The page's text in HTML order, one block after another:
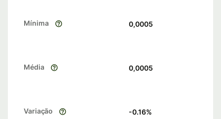
Mínima 0,0005
Média 0,0005
Variação -0.16%